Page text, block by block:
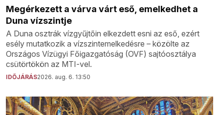
Megérkezett a várva várt eső, emelkedhet a
Duna vízszintje
A Duna osztrák vízgyűjtőin elkezdett esni az eső, ezért
esély mutatkozik a vízszintemelkedésre – közölte az
Országos Vízügyi Főigazgatóság (OVF) sajtóosztálya
csütörtökön az MTI-vel.
IDŐJÁRÁS2026. aug. 6. 13:50